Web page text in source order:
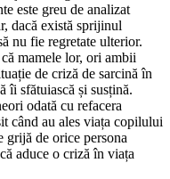
este greu de analizat
dacă există sprijinul
nu fie regretate ulterior.
mamele lor, ori ambii
de criză de sarcină în
îi sfătuiască și susțină.
odată cu refacera
când au ales viața copilului
grijă de orice persona
aduce o criză în viața